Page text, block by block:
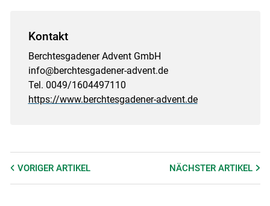
Kontakt
Berchtesgadener Advent GmbH
info@berchtesgadener-advent.de
Tel. 0049/1604497110
https://www.berchtesgadener-advent.de
VORIGER ARTIKEL NÄCHSTERARTIKEL